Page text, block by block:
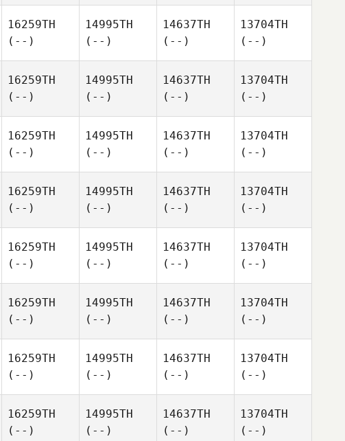
16259TH
(--)
14995TH
(--)
14637TH
(--)
13704TH
(--)
16259TH
(--)
14995TH
(--)
14637TH
(--)
13704TH
(--)
16259TH
(--)
14995TH
(--)
14637TH
(--)
13704TH
(--)
16259TH
(--)
14995TH
(--)
14637TH
(--)
13704TH
(--)
16259TH
(--)
14995TH
(--)
14637TH
(--)
13704TH
(--)
16259TH
(--)
14995TH
(--)
14637TH
(--)
13704TH
(--)
16259TH
(--)
14995TH
(--)
14637TH
(--)
13704TH
(--)
16259TH
(--)
14995TH
(--)
14637TH
(--)
13704TH
(--)